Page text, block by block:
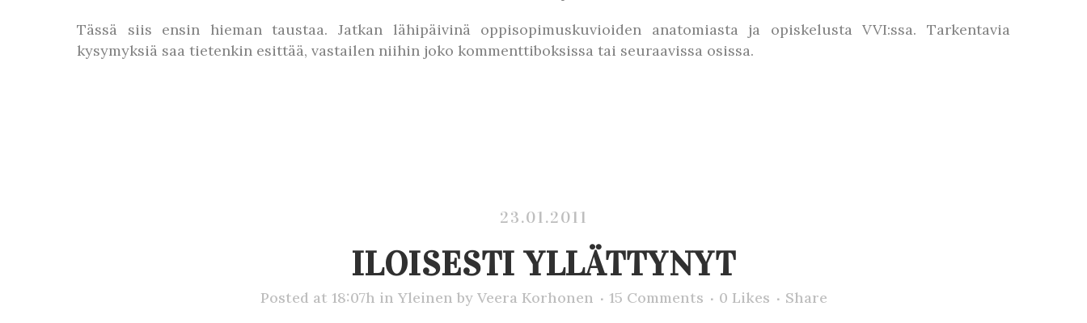
Tässä siis ensin hieman taustaa. Jatkan lähipäivinä oppisopimuskuvioiden anatomiasta ja opiskelusta VVI:ssa. Tarkentavia
kysymyksiä saa tietenkin esittää, vastailen niihin joko kommenttiboksissa tai seuraavissa osissa.
23.01.2011
ILOISESTI YLLÄTTYNYT
Posted at 18:07h in Yleinen by Veera Korhonen 15 Comments 0 Likes Share